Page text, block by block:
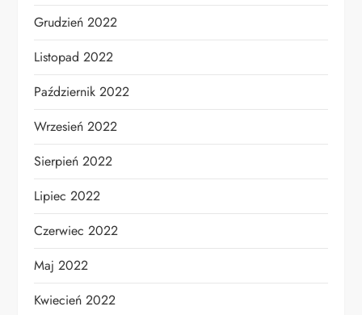
Grudzień 2022
Listopad 2022
Październik 2022
Wrzesień 2022
Sierpień 2022
Lipiec 2022
Czerwiec 2022
Maj 2022
Kwiecień 2022